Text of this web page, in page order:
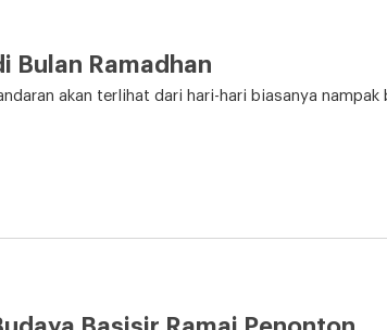
Bulan Ramadhan
akan terlihat dari hari-hari biasanya